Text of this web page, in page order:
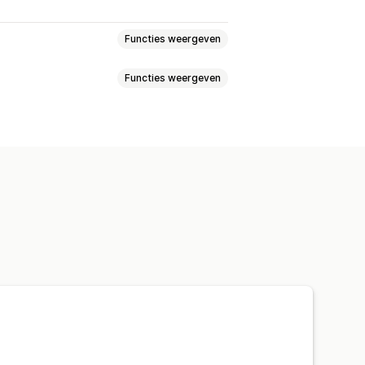
Functies weergeven
Functies weergeven